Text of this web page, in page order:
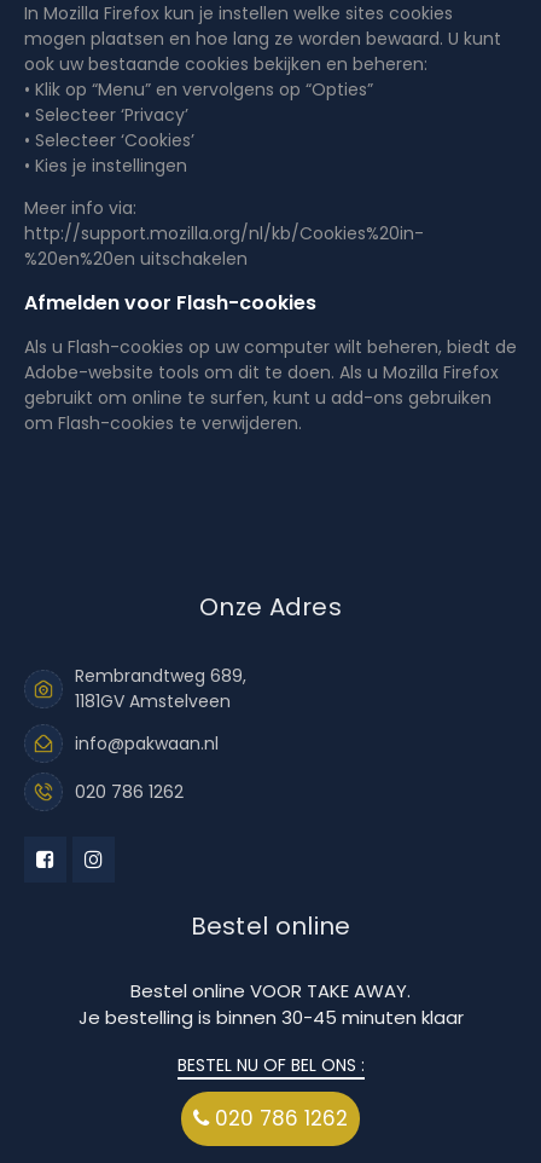
In Mozilla Firefox kun je instellen welke sites cookies
mogen plaatsen en hoe lang ze worden bewaard. U kunt
ook uw bestaande cookies bekijken en beheren:
• Klik op “Menu” en vervolgens op “Opties”
• Selecteer ‘Privacy’
• Selecteer ‘Cookies’
• Kies je instellingen
Meer info via:
http://support.mozilla.org/nl/kb/Cookies%20in-
%20en%20en uitschakelen
Afmelden voor Flash-cookies
Als u Flash-cookies op uw computer wilt beheren, biedt de
Adobe-website tools om dit te doen. Als u Mozilla Firefox
gebruikt om online te surfen, kunt u add-ons gebruiken
om Flash-cookies te verwijderen.
Onze Adres
Rembrandtweg 689,
1181GV Amstelveen
info@pakwaan.nl
020 786 1262
Bestel online
Bestel online VOOR TAKE AWAY.
Je bestelling is binnen 30-45 minuten klaar
BESTEL NU OF BEL ONS :
020 786 1262